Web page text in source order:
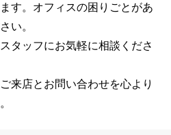
す。オフィスの困りごとがあ
い。
タッフにお気軽に相談くださ
来店とお問い合わせを心より